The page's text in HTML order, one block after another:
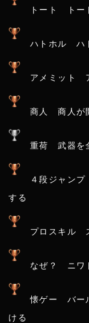
トート トー
ハトホル ハ
アメミット
商人 商人が
重荷 武器を
４段ジャンプ
する
プロスキル
なぜ？ ニワ
懐ゲー バー
ける